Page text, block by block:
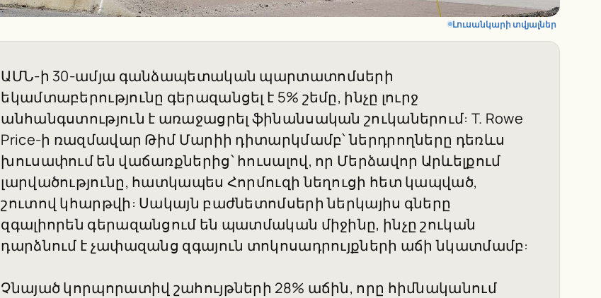
Լուսանկարի տվյալներ
ԱՄՆ-ի 30-ամյա գանձապետական պարտատոմսերի
եկամտաբերությունը գերազանցել է 5% շեմը, ինչը լուրջ
անհանգստություն է առաջացրել ֆինանսական շուկաներում: T. Rowe
Price-ի ռազմավար Թիմ Մարիի դիտարկմամբ՝ ներդրողները դեռևս
խուսափում են վաճառքներից՝ հուսալով, որ Մերձավոր Արևելքում
լարվածությունը, հատկապես Հորմուզի նեղուցի հետ կապված,
շուտով կհարթվի: Սակայն բաժնետոմսերի ներկայիս գները
զգալիորեն գերազանցում են պատմական միջինը, ինչը շուկան
դարձնում է չափազանց զգայուն տոկոսադրույքների աճի նկատմամբ:
Չնայած կորպորատիվ շահույթների 28% աճին, որը հիմնականում